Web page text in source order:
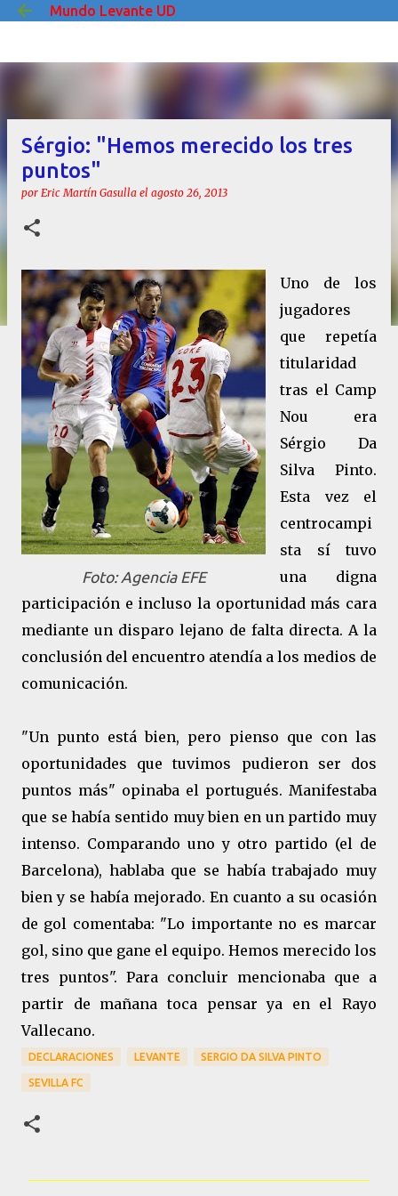
Ir al contenido principal
Mundo Levante UD
Sérgio: "Hemos merecido los tres
puntos"
por Eric Martín Gasulla el agosto 26, 2013
Foto: Agencia EFE
Uno de los
jugadores
que repetía
titularidad
tras el Camp
Nou era
Sérgio Da
Silva Pinto.
Esta vez el
centrocampi
sta sí tuvo
una digna
participación e incluso la oportunidad más cara
mediante un disparo lejano de falta directa. A la
conclusión del encuentro atendía a los medios de
comunicación.
"Un punto está bien, pero pienso que con las
oportunidades que tuvimos pudieron ser dos
puntos más" opinaba el portugués. Manifestaba
que se había sentido muy bien en un partido muy
intenso. Comparando uno y otro partido (el de
Barcelona), hablaba que se había trabajado muy
bien y se había mejorado. En cuanto a su ocasión
de gol comentaba: "Lo importante no es marcar
gol, sino que gane el equipo. Hemos merecido los
tres puntos". Para concluir mencionaba que a
partir de mañana toca pensar ya en el Rayo
Vallecano.
DECLARACIONES LEVANTE SERGIO DA SILVA PINTO
SEVILLA FC